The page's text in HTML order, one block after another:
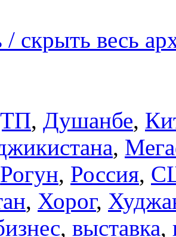
/ скрыть весь
, Душанбе,
,
Рогун, Россия,
, Хорог,
, выставка,